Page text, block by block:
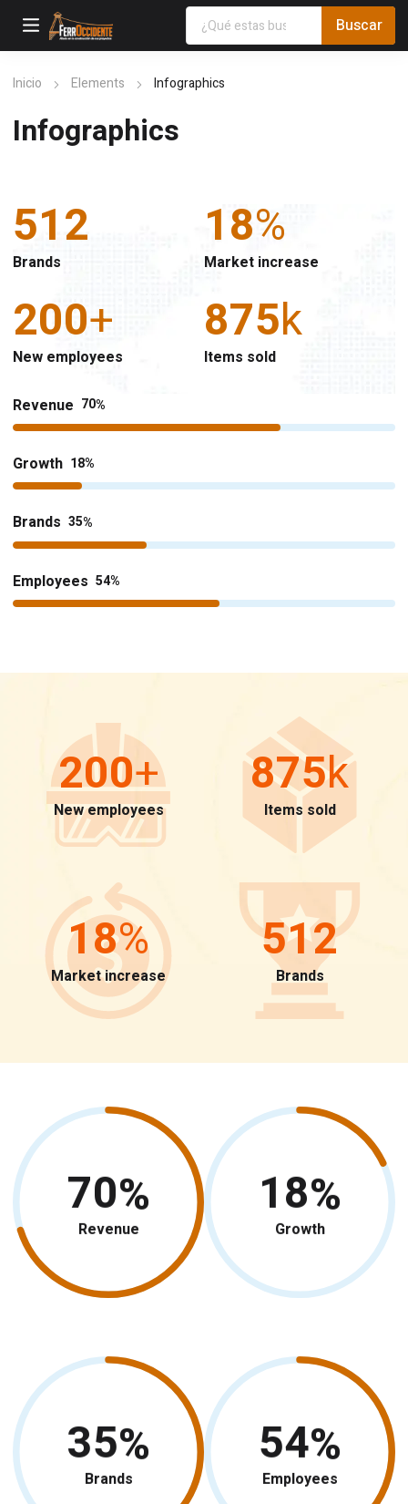
Inicio Elements Infographics
Infographics
512
Brands
200+
New employees
18%
Market increase
875k
Items sold
Revenue 70
Growth 18
Brands 35
Employees 54
200+
New employees
875k
Items sold
18%
Market increase
512
Brands
70
Revenue
18
Growth
35
Brands
54
Employees